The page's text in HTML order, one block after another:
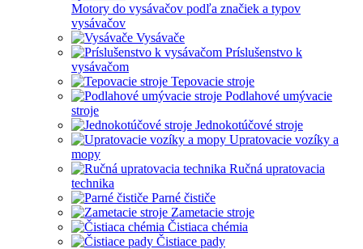
Motory do vysávačov podľa značiek a typov
vysávačov
Vysávače
Príslušenstvo k
vysávačom
Tepovacie stroje
Podlahové umývacie
stroje
Jednokotúčové stroje
Upratovacie vozíky a
mopy
Ručná upratovacia
technika
Parné čističe
Zametacie stroje
Čistiaca chémia
Čistiace pady